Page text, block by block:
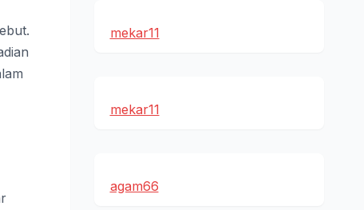
mekar11
mekar11
agam66